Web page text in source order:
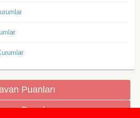
Puanları
Puanları